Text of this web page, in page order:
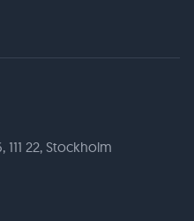
22, Stockholm